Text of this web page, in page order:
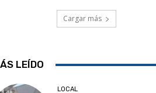
Cargar más
LEÍDO
LOCAL